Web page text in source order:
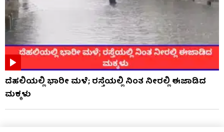
ದೆಹಲಿಯಲ್ಲಿ ಭಾರೀ ಮಳೆ; ರಸ್ತೆಯಲ್ಲಿ ನಿಂತ ನೀರಲ್ಲಿ ಈಜಾಡಿದ
ಮಕ್ಕಳು